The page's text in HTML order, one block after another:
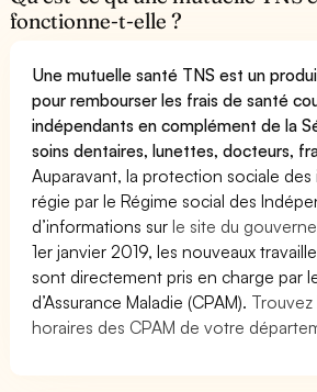
fonctionne-t-elle ?
Une mutuelle santé TNS est un
pour rembourser les frais de santé
indépendants en complément de la
soins dentaires, lunettes, docteurs,
Auparavant, la protection sociale
régie par le Régime social des
d’informations surle site du
1er janvier 2019, les nouveaux
sont directement pris en charge par
d’Assurance Maladie (CPAM). Trouvez
horaires des CPAM de votre